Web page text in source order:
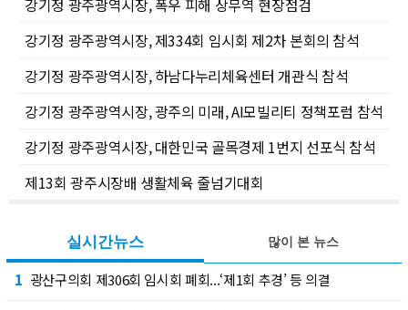
강기정 광주광역시장, 폭우 피해 상무역 현장점검
강기정 광주광역시장, 제334회 임시회 제2차 본회의 참석
강기정 광주광역시장, 하남다누리체육센터 개관식 참석
강기정 광주광역시장, 광주의 미래, AI모빌리티 정책포럼 참석
강기정 광주광역시장, 대한민국 골목경제 1번지 선포식 참석
제13회 광주시장배 생활체육 줄넘기대회
실시간뉴스
1 광산구의회 제306회 임시회 폐회...‘제1회 추경’ 등 의결
많이 본 뉴스